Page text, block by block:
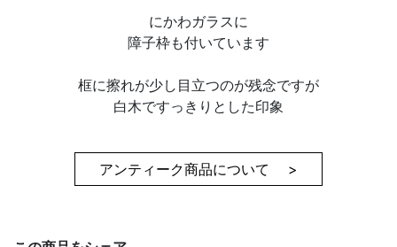
にかわガラスに
障子枠も付いています
框に擦れが少し目立つのが残念ですが
白木ですっきりとした印象
アンティーク商品について >